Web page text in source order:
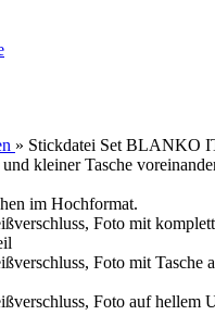
» Stickdatei Set BLANKO